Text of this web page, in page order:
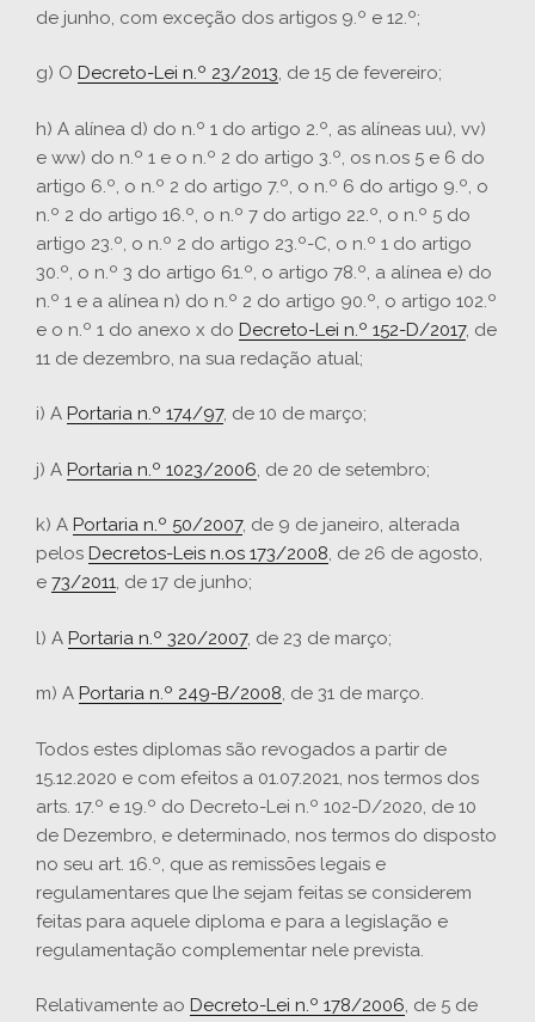
de junho, com exceção dos artigos 9.º e 12.º;
g) O Decreto-Lei n.º 23/2013, de 15 de fevereiro;
h) A alínea d) do n.º 1 do artigo 2.º, as alíneas uu), vv)
e ww) do n.º 1 e o n.º 2 do artigo 3.º, os n.os 5 e 6 do
artigo 6.º, o n.º 2 do artigo 7.º, o n.º 6 do artigo 9.º, o
n.º 2 do artigo 16.º, o n.º 7 do artigo 22.º, o n.º 5 do
artigo 23.º, o n.º 2 do artigo 23.º-C, o n.º 1 do artigo
30.º, o n.º 3 do artigo 61.º, o artigo 78.º, a alínea e) do
n.º 1 e a alínea n) do n.º 2 do artigo 90.º, o artigo 102.º
e o n.º 1 do anexo x do Decreto-Lei n.º 152-D/2017, de
11 de dezembro, na sua redação atual;
i) A Portaria n.º 174/97, de 10 de março;
j) A Portaria n.º 1023/2006, de 20 de setembro;
k) A Portaria n.º 50/2007, de 9 de janeiro, alterada
pelos Decretos-Leis n.os 173/2008, de 26 de agosto,
e 73/2011, de 17 de junho;
l) A Portaria n.º 320/2007, de 23 de março;
m) A Portaria n.º 249-B/2008, de 31 de março.
Todos estes diplomas são revogados a partir de
15.12.2020 e com efeitos a 01.07.2021, nos termos dos
arts. 17.º e 19.º do Decreto-Lei n.º 102-D/2020, de 10
de Dezembro, e determinado, nos termos do disposto
no seu art. 16.º, que as remissões legais e
regulamentares que lhe sejam feitas se considerem
feitas para aquele diploma e para a legislação e
regulamentação complementar nele prevista.
Relativamente ao Decreto-Lei n.º 178/2006, de 5 de